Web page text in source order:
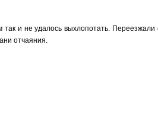
и не удалось выхлопотать.
отчаяния.